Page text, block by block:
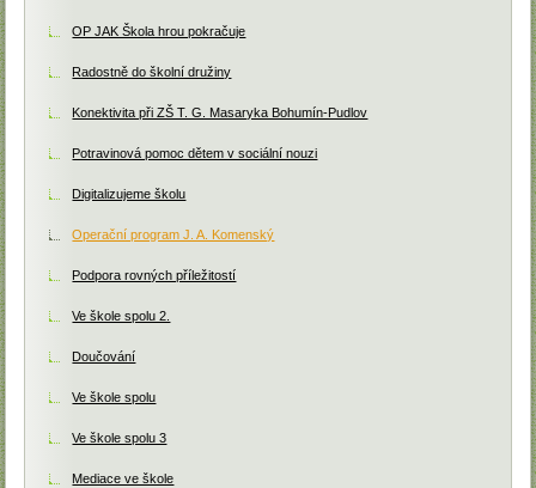
OP JAK Škola hrou pokračuje
Radostně do školní družiny
Konektivita při ZŠ T. G. Masaryka Bohumín-Pudlov
Potravinová pomoc dětem v sociální nouzi
Digitalizujeme školu
Operační program J. A. Komenský
Podpora rovných příležitostí
Ve škole spolu 2.
Doučování
Ve škole spolu
Ve škole spolu 3
Mediace ve škole